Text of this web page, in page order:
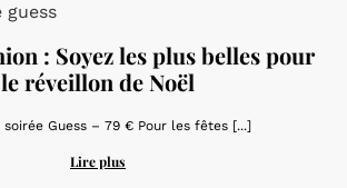
: Soyez les plus belles pour
le réveillon de Noël
soirée Guess – 79 € Pour les fêtes [...]
Lire plus